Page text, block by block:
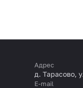
Адрес
д. Тарасово,
E-mail